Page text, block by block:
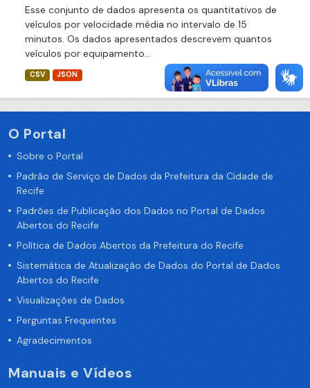
Esse conjunto de dados apresenta os quantitativos de
veículos por velocidade média no intervalo de 15
minutos. Os dados apresentados descrevem quantos
veículos por equipamento...
CSV JSON
O Portal
Sobre o Portal
Padrão de Serviço de Dados da Prefeitura da Cidade de
Recife
Padrões de Publicação dos Dados no Portal de Dados
Abertos do Recife
Política de Dados Abertos da Prefeitura do Recife
Sistemática de Atualização de Dados do Portal de Dados
Abertos do Recife
Visualizações de Dados
Perguntas Frequentes
Agradecimentos
Manuais e Vídeos